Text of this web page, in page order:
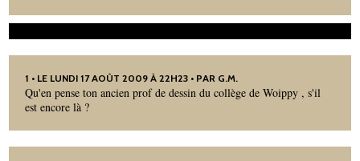
1 • LE LUNDI 17 AOÛT 2009 À 22H23 • PAR G.M.
Qu'en pense ton ancien prof de dessin du collège de Woippy , s'il
est encore là ?